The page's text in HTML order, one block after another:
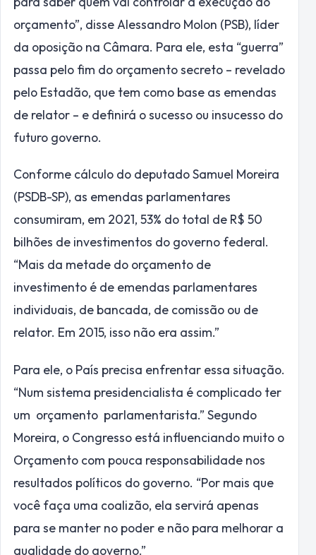
orçamento”, disse Alessandro Molon (PSB), líder
da oposição na Câmara. Para ele, esta “guerra”
passa pelo fim do orçamento secreto – revelado
pelo Estadão, que tem como base as emendas
de relator – e definirá o sucesso ou insucesso do
futuro governo.
Conforme cálculo do deputado Samuel Moreira
(PSDB-SP), as emendas parlamentares
consumiram, em 2021, 53% do total de R$ 50
bilhões de investimentos do governo federal.
“Mais da metade do orçamento de
investimento é de emendas parlamentares
individuais, de bancada, de comissão ou de
relator. Em 2015, isso não era assim.”
Para ele, o País precisa enfrentar essa situação.
“Num sistema presidencialista é complicado ter
um orçamento parlamentarista.” Segundo
Moreira, o Congresso está influenciando muito o
Orçamento com pouca responsabilidade nos
resultados políticos do governo. “Por mais que
você faça uma coalizão, ela servirá apenas
para se manter no poder e não para melhorar a
qualidade do governo.”